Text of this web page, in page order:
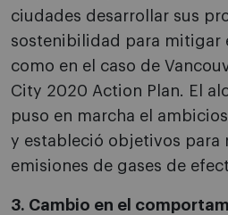
ciudades desarrollar sus
sostenibilidad para mitigar
como en el caso de
City 2020 Action Plan. El
puso en marcha el
y estableció objetivos para
emisiones de gases de
3. Cambio en el